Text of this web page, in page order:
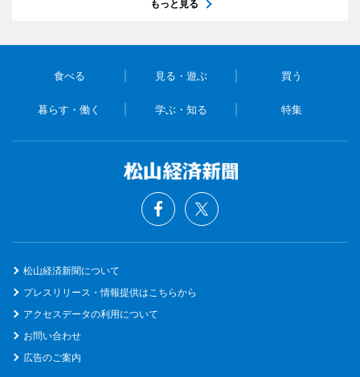
もっと見る
食べる 見る・遊ぶ 買う
暮らす・働く 学ぶ・知る 特集
松山経済新聞について
プレスリリース・情報提供はこちらから
アクセスデータの利用について
お問い合わせ
広告のご案内